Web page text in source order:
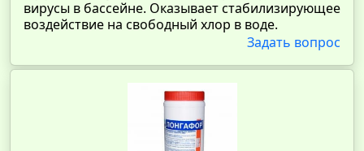
вирусы в бассейне. Оказывает стабилизирующее
воздействие на свободный хлор в воде.
Задать вопрос